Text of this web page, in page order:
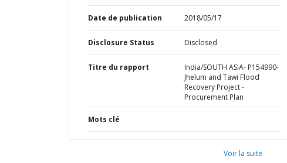
Date de publication 2018/05/17
Disclosure Status Disclosed
Titre du rapport
India/SOUTH ASIA- P154990-
Jhelum and Tawi Flood
Recovery Project -
Procurement Plan
Mots clé
Voir la suite